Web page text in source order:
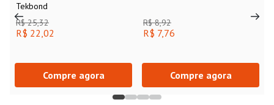
Tekbond
R$ 25,32
R$ 22,02
Compre agora
R$ 8,92
R$ 7,76
Compre agora